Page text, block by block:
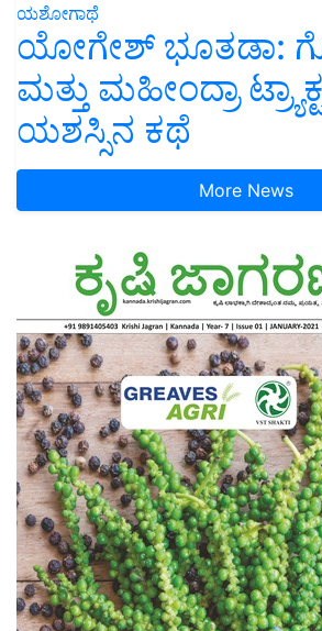
ಯಶೋಗಾಥೆ
ಯೋಗೇಶ್ ಭೂತಡಾ:
ಮತ್ತು ಮಹೀಂದ್ರಾ
ಯಶಸ್ಸಿನ ಕಥೆ
More News